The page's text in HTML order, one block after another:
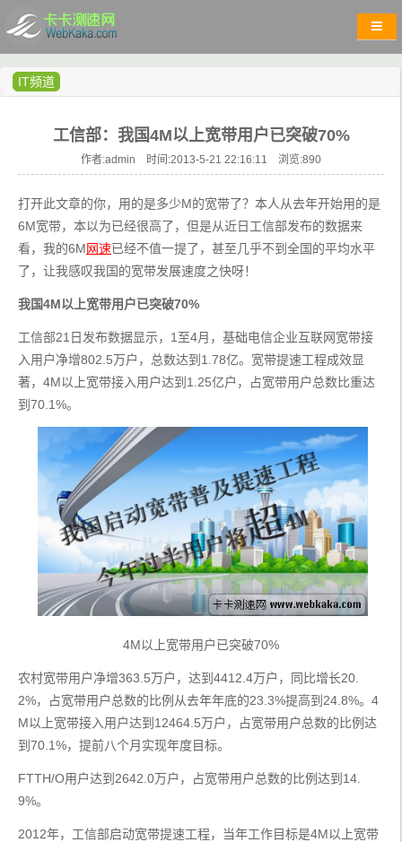
IT频道
工信部：我国4M以上宽带用户已突破70%
作者:admin 时间:2013-5-21 22:16:11 浏览:890
打开此文章的你，用的是多少M的宽带了？本人从去年开始用的是
6M宽带，本以为已经很高了，但是从近日工信部发布的数据来
看，我的6M网速已经不值一提了，甚至几乎不到全国的平均水平
了，让我感叹我国的宽带发展速度之快呀！
我国4M以上宽带用户已突破70%
工信部21日发布数据显示，1至4月，基础电信企业互联网宽带接
入用户净增802.5万户，总数达到1.78亿。宽带提速工程成效显
著，4M以上宽带接入用户达到1.25亿户，占宽带用户总数比重达
到70.1%。
4M以上宽带用户已突破70%
农村宽带用户净增363.5万户，达到4412.4万户，同比增长20.
2%，占宽带用户总数的比例从去年年底的23.3%提高到24.8%。4
M以上宽带接入用户达到12464.5万户，占宽带用户总数的比例达
到70.1%，提前八个月实现年度目标。
FTTH/O用户达到2642.0万户，占宽带用户总数的比例达到14.
9%。
2012年，工信部启动宽带提速工程，当年工作目标是4M以上宽带